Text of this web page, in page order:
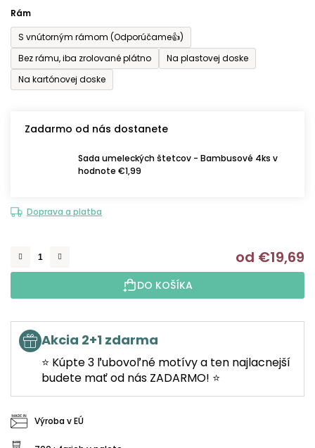
Rám
S vnútorným rámom (Odporúčame👍)
Bez rámu, iba zrolované plátno
Na plastovej doske
Na kartónovej doske
Zadarmo od nás dostanete
Sada umeleckých štetcov - Bambusové 4ks v
hodnote €1,99
Doprava a platba
od €19,69
DO KOŠÍKA
Akcia 2+1 zdarma
⭐ Kúpte 3 ľubovoľné motívy a ten najlacnejší
budete mať od nás ZADARMO! ⭐
Výroba v EÚ